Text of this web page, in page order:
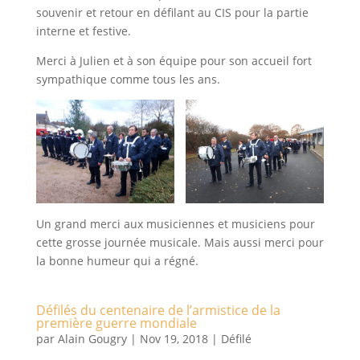
souvenir et retour en défilant au CIS pour la partie
interne et festive.
Merci à Julien et à son équipe pour son accueil fort
sympathique comme tous les ans.
Un grand merci aux musiciennes et musiciens pour
cette grosse journée musicale. Mais aussi merci pour
la bonne humeur qui a régné.
Défilés du centenaire de l’armistice de la
première guerre mondiale
par Alain Gougry| Nov 19, 2018| Défilé